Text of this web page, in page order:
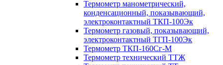
Термометр манометрический,
конденсационный, показывающий,
электроконтактный ТКП-100Эк
Термометр газовый, показывающий,
электроконтактный ТГП-100Эк
Термометр ТКП-160Сг-М
Термометр технический ТТЖ